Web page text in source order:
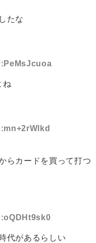
たな
ね
らカードを買って打つ
代があるらしい